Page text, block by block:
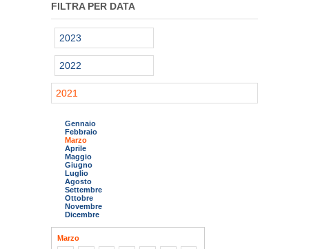
FILTRA PER DATA
2023
2022
2021
Gennaio
Febbraio
Marzo
Aprile
Maggio
Giugno
Luglio
Agosto
Settembre
Ottobre
Novembre
Dicembre
Marzo